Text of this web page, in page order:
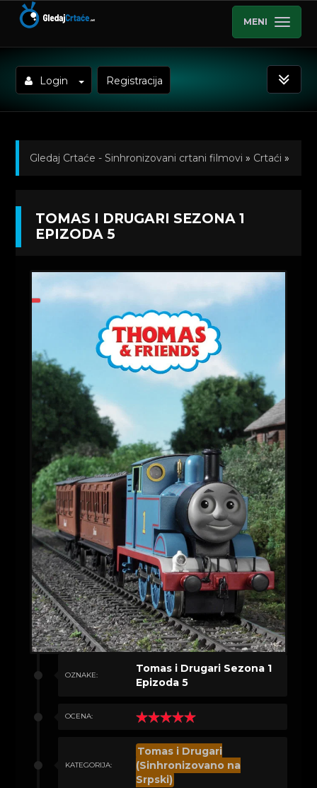
MENI
Login Registracija
Gledaj Crtaće - Sinhronizovani crtani filmovi » Crtaći »
Kratkometrazni crtani filmovi
TOMAS I DRUGARI SEZONA 1
EPIZODA 5
OZNAKE:
Tomas i Drugari Sezona 1
Epizoda 5
OCENA:
KATEGORIJA:
Tomas i Drugari
(Sinhronizovano na
Srpski)